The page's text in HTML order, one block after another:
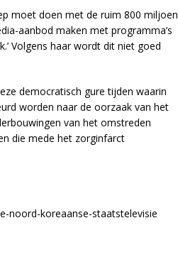
moet doen met de ruim 800 miljoen
aanbod maken met programma’s
Volgens haar wordt dit niet goed
democratisch gure tijden waarin
worden naar de oorzaak van het
van het omstreden
die mede het zorginfarct
noord-koreaanse-staatstelevisie